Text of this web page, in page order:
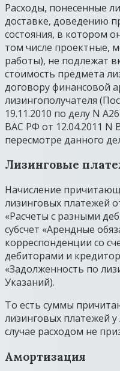
Расходы, понесенные
доставке, доведению
состояния, в котором
том числе проектные,
работы), не подлежат
стоимость предмета
договору финансовой
лизингополучателя
19.11.2010 по делу N
ВАС РФ от 12.04.2011 N
пересмотре данного
Лизинговые
Начисление
лизинговых платежей
«Расчеты с разными
субсчет «Арендные
корреспонденции со
дебиторами и
«Задолженность по
Указаний).
То есть суммы
лизинговых платежей
случае расходом не
Амортизация